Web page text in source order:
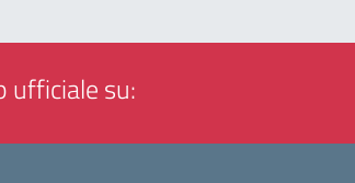
ufficiale su: